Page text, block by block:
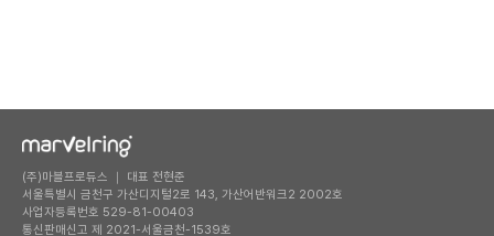
(주)마블프로듀스 ｜ 대표 전현준
서울특별시 금천구 가산디지털2로 143, 가산어반워크2 2002호
사업자등록번호 529-81-00403
통신판매신고 제 2021-서울금천-1539호